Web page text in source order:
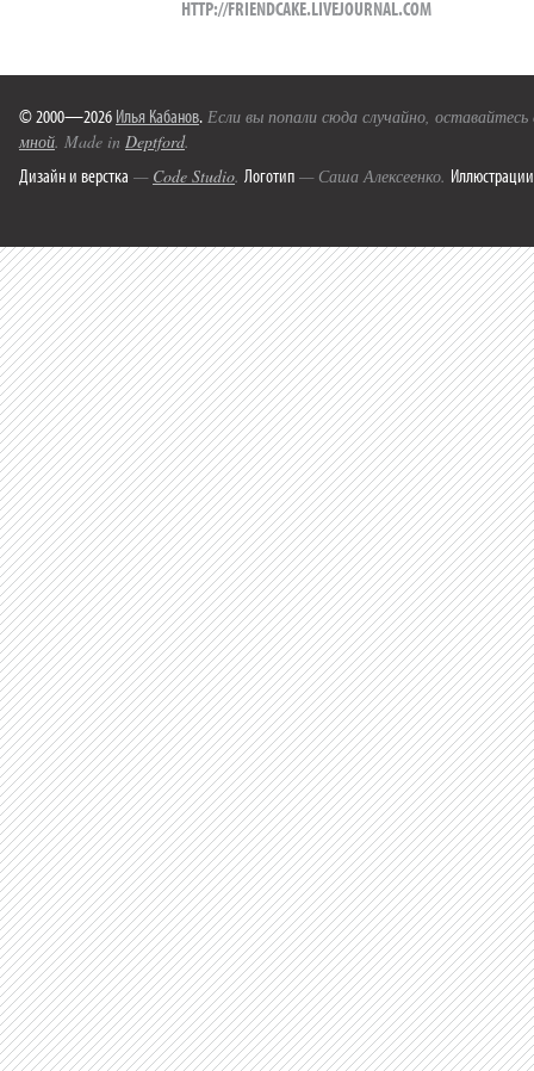
HTTP://FRIENDCAKE.LIVEJOURNAL.COM
© 2000—2026 Илья Кабанов. Если вы попали сюда случайно,
мной. Made in Deptford.
Дизайн и верстка — Code Studio. Логотип — Саша Алексеенко. Иллюстрации